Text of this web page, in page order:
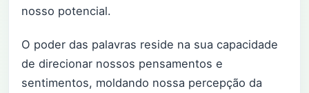
nosso potencial.
O poder das palavras reside na sua capacidade
de direcionar nossos pensamentos e
sentimentos, moldando nossa percepção da